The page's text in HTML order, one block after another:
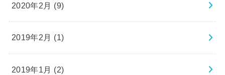
2020年2月 (9)
2019年2月 (1)
2019年1月 (2)